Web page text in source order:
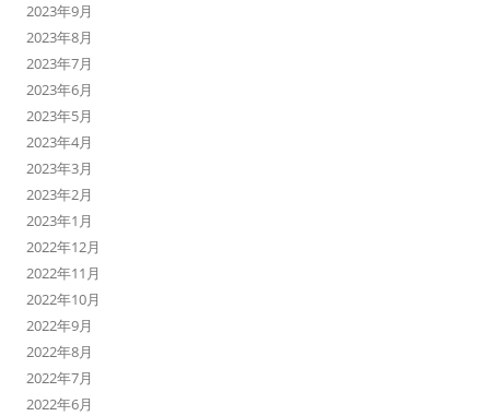
2023年9月
2023年8月
2023年7月
2023年6月
2023年5月
2023年4月
2023年3月
2023年2月
2023年1月
2022年12月
2022年11月
2022年10月
2022年9月
2022年8月
2022年7月
2022年6月